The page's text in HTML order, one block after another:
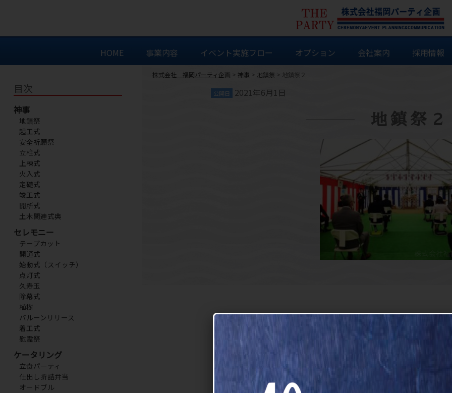
HOME 事業内容 イベント実施フロー オプション 会社案内 採用情報
目次
神事
地鎮祭
起工式
安全祈願祭
立柱式
上棟式
火入式
定礎式
竣工式
開所式
土木関連式典
セレモニー
テープカット
開通式
始動式（スイッチ）
点灯式
久寿玉
除幕式
植樹
バルーンリリース
着工式
慰霊祭
ケータリング
立食パーティ
仕出し折詰弁当
オードブル
株式会社 福岡パーティ企画 >神事 > 地鎮祭 > 地鎮祭２
公開日 2021年6月1日
地鎮祭２